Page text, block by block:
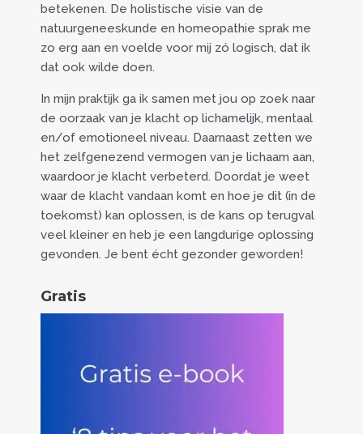
betekenen. De holistische visie van de
natuurgeneeskunde en homeopathie sprak me
zo erg aan en voelde voor mij zó logisch, dat ik
dat ook wilde doen.
In mijn praktijk ga ik samen met jou op zoek naar
de oorzaak van je klacht op lichamelijk, mentaal
en/of emotioneel niveau. Daarnaast zetten we
het zelfgenezend vermogen van je lichaam aan,
waardoor je klacht verbeterd. Doordat je weet
waar de klacht vandaan komt en hoe je dit (in de
toekomst) kan oplossen, is de kans op terugval
veel kleiner en heb je een langdurige oplossing
gevonden. Je bent écht gezonder geworden!
Gratis